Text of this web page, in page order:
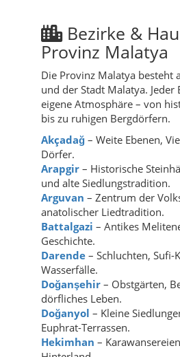
Bezirke &
Provinz Malatya
Die Provinz Malatya besteht
und der Stadt Malatya. Jeder
eigene Atmosphäre – von
bis zu ruhigen Bergdörfern.
Akçadağ – Weite Ebenen,
Dörfer.
Arapgir – Historische
und alte Siedlungstradition.
Arguvan – Zentrum der
anatolischer Liedtradition.
Battalgazi – Antikes
Geschichte.
Darende – Schluchten, Sufi-
Wasserfälle.
Doğanşehir – Obstgärten,
dörfliches Leben.
Doğanyol – Kleine
Euphrat-Terrassen.
Hekimhan –